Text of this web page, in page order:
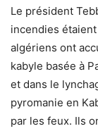
Le président
incendies étaient
algériens ont
kabyle basée à
et dans le
pyromanie en
par les feux. Ils